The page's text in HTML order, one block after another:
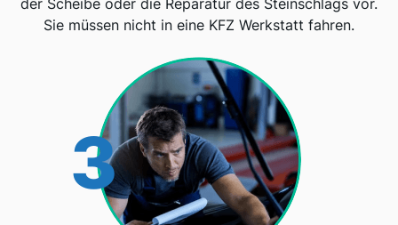
Sie müssen nicht in eine KFZ Werkstatt fahren.
3